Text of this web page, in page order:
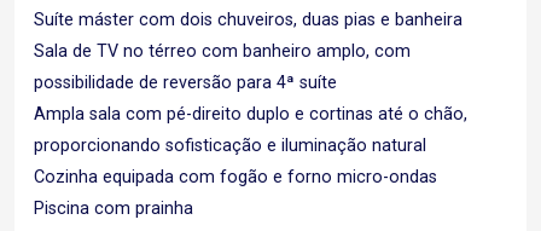
Suíte máster com dois chuveiros, duas pias e banheira
Sala de TV no térreo com banheiro amplo, com
possibilidade de reversão para 4ª suíte
Ampla sala com pé-direito duplo e cortinas até o chão,
proporcionando sofisticação e iluminação natural
Cozinha equipada com fogão e forno micro-ondas
Piscina com prainha